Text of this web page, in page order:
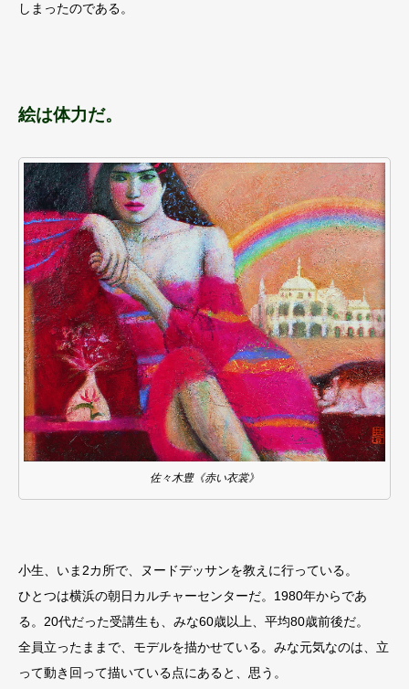
しまったのである。
絵は体力だ。
佐々木豊《赤い衣裳》
小生、いま2カ所で、ヌードデッサンを教えに行っている。
ひとつは横浜の朝日カルチャーセンターだ。1980年からであ
る。20代だった受講生も、みな60歳以上、平均80歳前後だ。
全員立ったままで、モデルを描かせている。みな元気なのは、立
って動き回って描いている点にあると、思う。